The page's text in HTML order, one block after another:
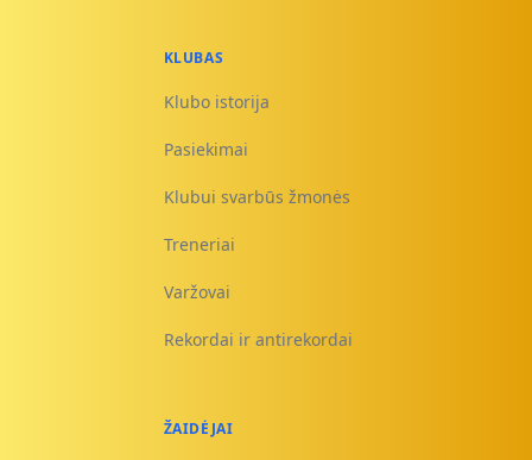
KLUBAS
Klubo istorija
Pasiekimai
Klubui svarbūs žmonės
Treneriai
Varžovai
Rekordai ir antirekordai
ŽAIDĖJAI